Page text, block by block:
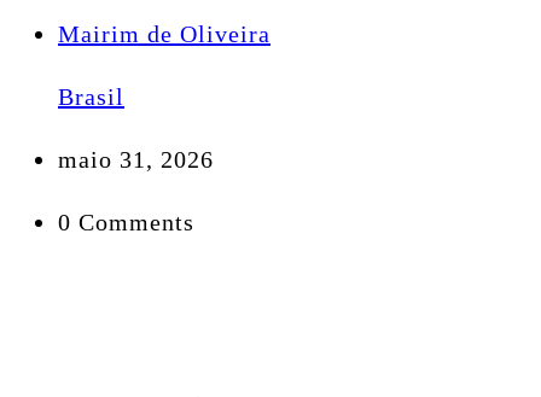
Mairim de Oliveira
Brasil
maio 31, 2026
0 Comments